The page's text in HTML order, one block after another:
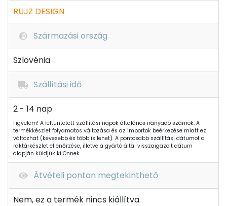
RUJZ DESIGN
Származási ország
Szlovénia
Szállítási idő
2 - 14 nap
Figyelem! A feltüntetett szállítási napok általános irányadó számok. A
termékkészlet folyamatos változása és az importok beérkezése miatt ez
változhat (kevesebb és több is lehet). A pontosabb szállítási dátumot a
raktárkészlet ellenőrzése, illetve a gyártó által visszaigazolt dátum
alapján küldjük ki Önnek.
Átvételi ponton megtekinthető
Nem, ez a termék nincs kiállítva.